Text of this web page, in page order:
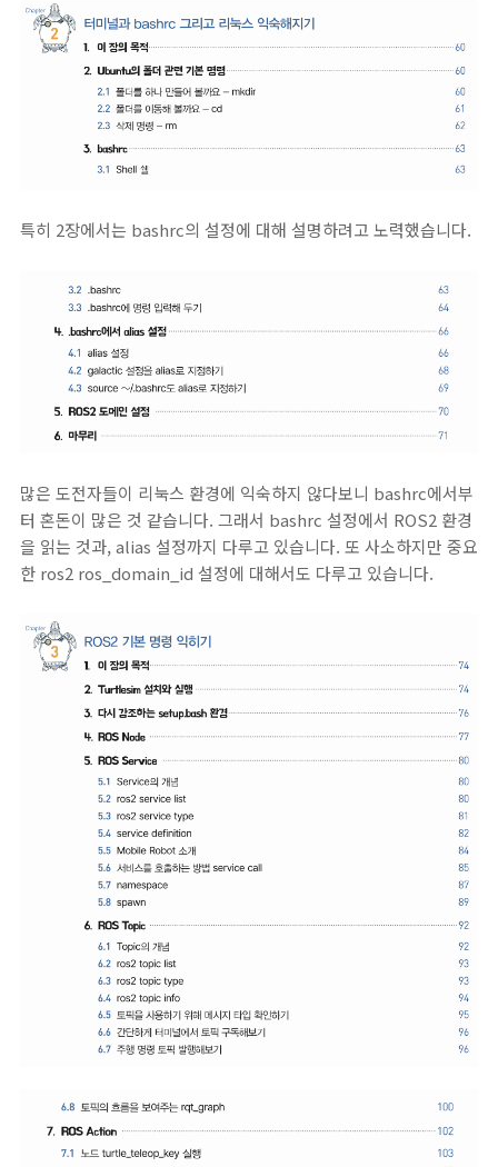
특히 2장에서는 bashrc의 설정에 대해 설명하려고 노력했습니다.
많은 도전자들이 리눅스 환경에 익숙하지 않다보니 bashrc에서부
터 혼돈이 많은 것 같습니다. 그래서 bashrc 설정에서 ROS2 환경
을 읽는 것과, alias 설정까지 다루고 있습니다. 또 사소하지만 중요
한 ros2 ros_domain_id 설정에 대해서도 다루고 있습니다.